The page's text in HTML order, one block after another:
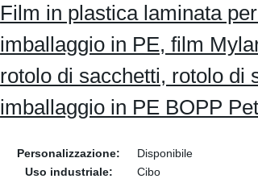
Film in plastica laminata
imballaggio in PE, film
rotolo di sacchetti, rotolo di
imballaggio in PE BOPP Pet
Personalizzazione:
Disponibile
Uso industriale:
Cibo